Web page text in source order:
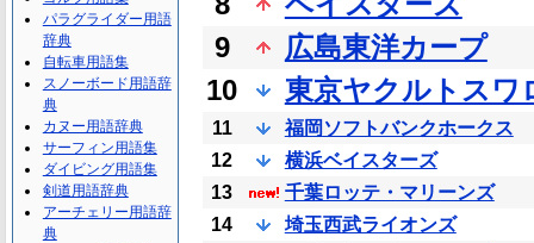
9
広島東洋カープ
10
東京ヤクルトスワ
11
福岡ソフトバンクホークス
12
横浜ベイスターズ
13
千葉ロッテ・マリーンズ
14
埼玉西武ライオンズ
パラグライダー用語
辞典
自転車用語集
スノーボード用語辞
典
カヌー用語辞典
サーフィン用語集
ダイビング用語集
剣道用語辞典
アーチェリー用語辞
典